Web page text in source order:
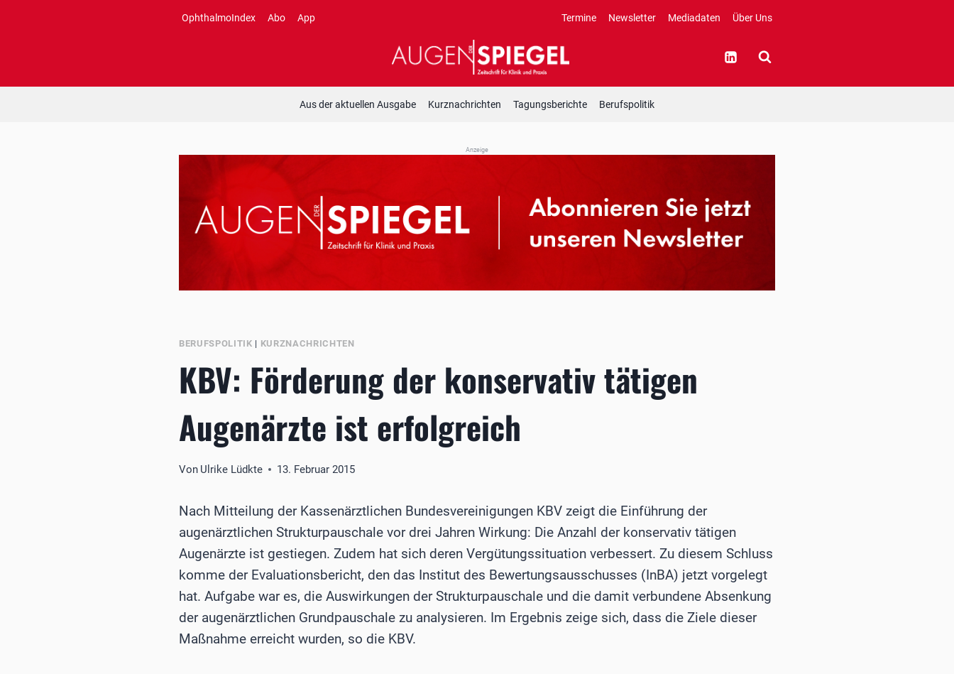
OphthalmoIndex Abo App Termine Newsletter Mediadaten Über Uns
Aus der aktuellen Ausgabe Kurznachrichten Tagungsberichte Berufspolitik
Anzeige
BERUFSPOLITIK | KURZNACHRICHTEN
KBV: Förderung der konservativ tätigen
Augenärzte ist erfolgreich
Von Ulrike Lüdkte 13. Februar 2015
Nach Mitteilung der Kassenärztlichen Bundesvereinigungen KBV zeigt die Einführung der
augenärztlichen Strukturpauschale vor drei Jahren Wirkung: Die Anzahl der konservativ tätigen
Augenärzte ist gestiegen. Zudem hat sich deren Vergütungssituation verbessert. Zu diesem Schluss
komme der Evaluationsbericht, den das Institut des Bewertungsausschusses (InBA) jetzt vorgelegt
hat. Aufgabe war es, die Auswirkungen der Strukturpauschale und die damit verbundene Absenkung
der augenärztlichen Grundpauschale zu analysieren. Im Ergebnis zeige sich, dass die Ziele dieser
Maßnahme erreicht wurden, so die KBV.